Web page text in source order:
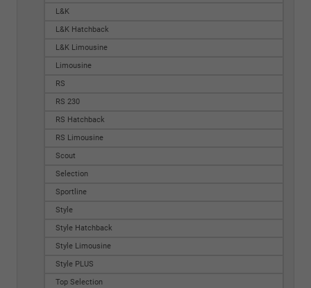
L&K
L&K Hatchback
L&K Limousine
Limousine
RS
RS 230
RS Hatchback
RS Limousine
Scout
Selection
Sportline
Style
Style Hatchback
Style Limousine
Style PLUS
Top Selection